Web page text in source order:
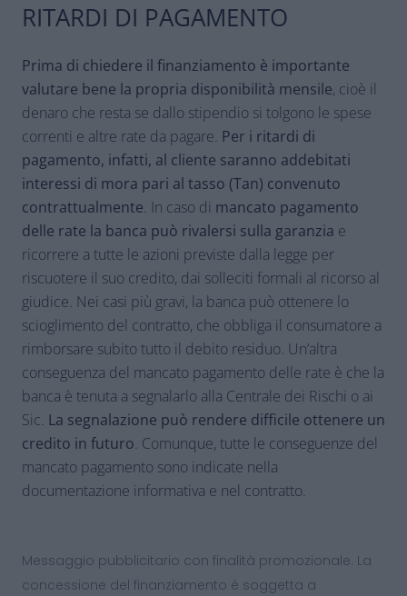
RITARDI DI PAGAMENTO
Prima di chiedere il finanziamento è importante
valutare bene la propria disponibilità mensile, cioè il
denaro che resta se dallo stipendio si tolgono le spese
correnti e altre rate da pagare. Per i ritardi di
pagamento, infatti, al cliente saranno addebitati
interessi di mora pari al tasso (Tan) convenuto
contrattualmente. In caso di mancato pagamento
delle rate la banca può rivalersi sulla garanzia e
ricorrere a tutte le azioni previste dalla legge per
riscuotere il suo credito, dai solleciti formali al ricorso al
giudice. Nei casi più gravi, la banca può ottenere lo
scioglimento del contratto, che obbliga il consumatore a
rimborsare subito tutto il debito residuo. Un’altra
conseguenza del mancato pagamento delle rate è che la
banca è tenuta a segnalarlo alla Centrale dei Rischi o ai
Sic. La segnalazione può rendere difficile ottenere un
credito in futuro. Comunque, tutte le conseguenze del
mancato pagamento sono indicate nella
documentazione informativa e nel contratto.
Messaggio pubblicitario con finalità promozionale. La
concessione del finanziamento è soggetta a